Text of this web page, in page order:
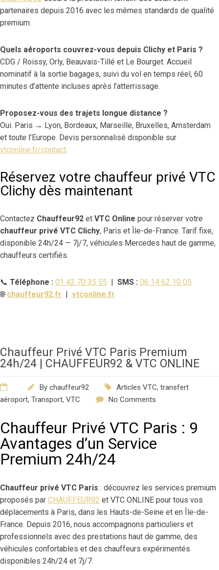
partenaires depuis 2016 avec les mêmes standards de qualité
premium.
Quels aéroports couvrez-vous depuis Clichy et Paris ?
CDG / Roissy, Orly, Beauvais-Tillé et Le Bourget. Accueil
nominatif à la sortie bagages, suivi du vol en temps réel, 60
minutes d’attente incluses après l’atterrissage.
Proposez-vous des trajets longue distance ?
Oui. Paris → Lyon, Bordeaux, Marseille, Bruxelles, Amsterdam
et toute l’Europe. Devis personnalisé disponible sur
vtconline.fr/contact.
Réservez votre chauffeur privé VTC
Clichy dès maintenant
Contactez Chauffeur92 et VTC Online pour réserver votre
chauffeur privé VTC Clichy, Paris et Île-de-France. Tarif fixe,
disponible 24h/24 — 7j/7, véhicules Mercedes haut de gamme,
chauffeurs certifiés.
📞 Téléphone : 01 42 70 35 55 | SMS : 06 14 62 10 05
🌐 chauffeur92.fr | vtconline.fr
Chauffeur Privé VTC Paris Premium
24h/24 | CHAUFFEUR92 & VTC ONLINE
By chauffeur92 Articles VTC, transfert
aéroport, Transport, VTC No Comments
Chauffeur Privé VTC Paris : 9
Avantages d’un Service
Premium 24h/24
Chauffeur privé VTC Paris : découvrez les services premium
proposés par CHAUFFEUR92 et VTC ONLINE pour tous vos
déplacements à Paris, dans les Hauts-de-Seine et en Île-de-
France. Depuis 2016, nous accompagnons particuliers et
professionnels avec des prestations haut de gamme, des
véhicules confortables et des chauffeurs expérimentés
disponibles 24h/24 et 7j/7.